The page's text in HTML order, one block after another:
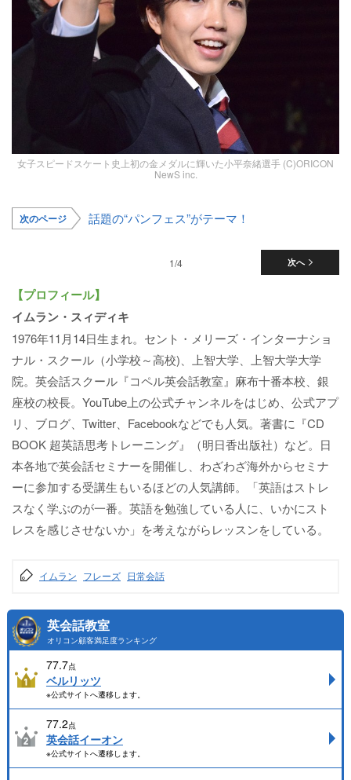
女子スピードスケート史上初の金メダルに輝いた小平奈緒選手 (C)ORICON
NewS inc.
次のページ 話題の“パンフェス”がテーマ！
次へ
1/4
【プロフィール】
イムラン・スィディキ
1976年11月14日生まれ。セント・メリーズ・インターナショ
ナル・スクール（小学校～高校)、上智大学、上智大学大学
院。英会話スクール『コペル英会話教室』麻布十番本校、銀
座校の校長。YouTube上の公式チャンネルをはじめ、公式アプ
リ、ブログ、Twitter、Facebookなどでも人気。著書に『CD
BOOK 超英語思考トレーニング』（明日香出版社）など。日
本各地で英会話セミナーを開催し、わざわざ海外からセミナ
ーに参加する受講生もいるほどの人気講師。「英語はストレ
スなく学ぶのが一番。英語を勉強している人に、いかにスト
レスを感じさせないか」を考えながらレッスンをしている。
イムラン フレーズ 日常会話
英会話教室
オリコン顧客満足度ランキング
77.7点
ベルリッツ
※公式サイトへ遷移します。
77.2点
英会話イーオン
※公式サイトへ遷移します。